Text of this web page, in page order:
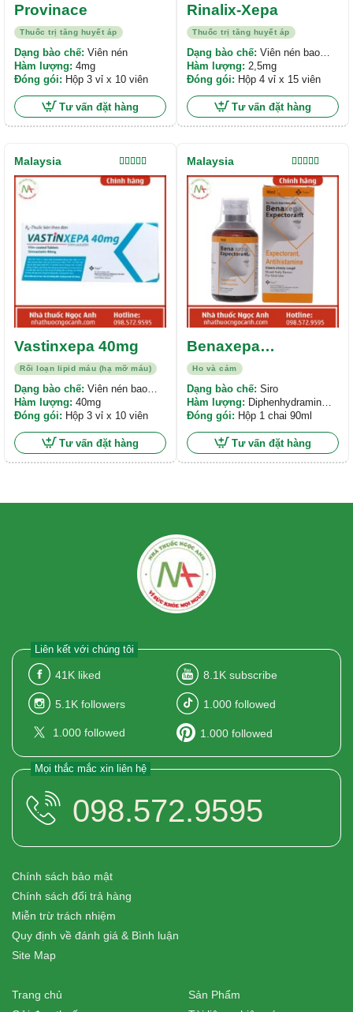
Thuốc trị tăng huyết áp
Provinace
Dạng bào chế: Viên nén
Hàm lượng: 4mg
Đóng gói: Hộp 3 vỉ x 10 viên
Tư vấn đặt hàng
Thuốc trị tăng huyết áp
Rinalix-Xepa
Dạng bào chế: Viên nén bao
phim
Hàm lượng: 2,5mg
Đóng gói: Hộp 4 vỉ x 15 viên
Tư vấn đặt hàng
Rối loạn lipid máu (hạ mỡ máu)
Vastinxepa 40mg
Được xếp
hạng5.00
Dạng bào chế: Viên nén bao
phim
Hàm lượng: 40mg
Đóng gói: Hộp 3 vỉ x 10 viên
Tư vấn đặt hàng
Malaysia
Ho và cảm
Benaxepa
Expectorant
Được xếp
hạng5.00
sao
Dạng bào chế: Siro
Hàm lượng: Diphenhydramin
hydrochlorid 14mg/5ml, Amoni
57,5mg/5ml -
Đóng gói: Hộp 1 chai 90ml
Tư vấn đặt hàng
Malaysia
Liên kết với chúng tôi
41K liked 8.1K subscribe
5.1K followers 1.000 followed
1.000 followed 1.000 followed
Mọi thắc mắc xin liên hệ
098.572.9595
Chính sách bảo mật
Chính sách đổi trả hàng
Miễn trừ trách nhiệm
Quy định về đánh giá & Bình luận
Site Map
Trang chủ
Sản Phẩm